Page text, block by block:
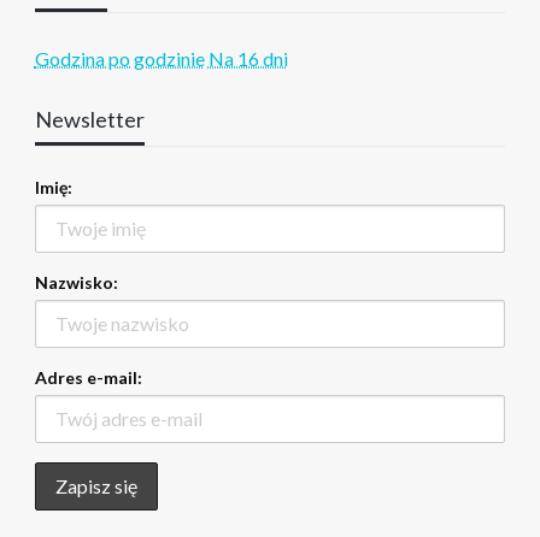
Godzina po godzinie Na 16 dni
Newsletter
Imię:
Nazwisko:
Adres e-mail: